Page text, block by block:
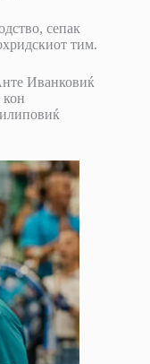
сепак
тим.
Иванковиќ
кон